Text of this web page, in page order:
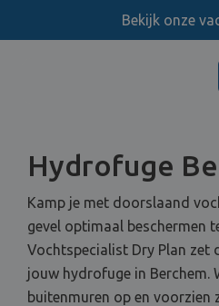
Bekijk onze
Hydrofuge
Kamp je met doorslaand
gevel optimaal beschermen
Vochtspecialist Dry Plan zet
jouw hydrofuge in Berchem.
buitenmuren op en voorzien